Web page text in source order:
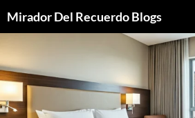
contenido
Mirador Del Recuerdo Blogs